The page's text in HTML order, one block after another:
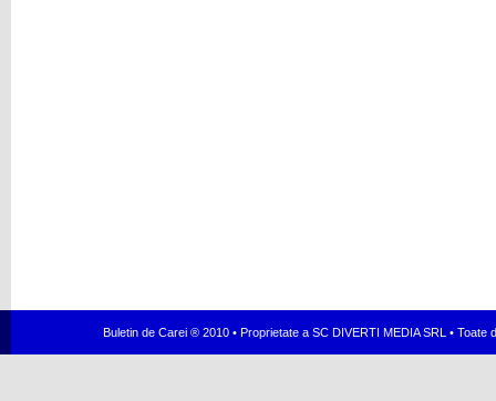
Buletin de Carei ® 2010 • Proprietate a SC DIVERTI MEDIA SRL •